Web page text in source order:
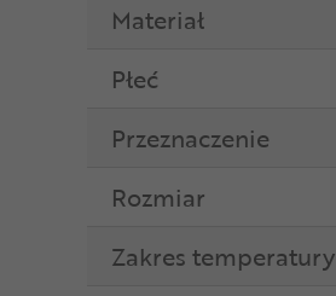
Materiał
Płeć
Przeznaczenie
Rozmiar
Zakres temperatury